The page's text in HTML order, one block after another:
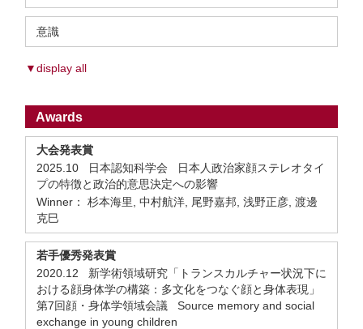
意識
▼display all
Awards
大会発表賞
2025.10 日本認知科学会 日本人政治家顔ステレオタイ
プの特徴と政治的意思決定への影響
Winner： 杉本海里, 中村航洋, 尾野嘉邦, 浅野正彦, 渡邊
克巳
若手優秀発表賞
2020.12 新学術領域研究「トランスカルチャー状況下に
おける顔身体学の構築：多文化をつなぐ顔と身体表現」
第7回顔・身体学領域会議 Source memory and social
exchange in young children